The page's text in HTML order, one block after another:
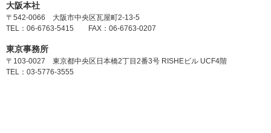
大阪本社
〒542-0066 大阪市中央区瓦屋町2-13-5
TEL：06-6763-5415 FAX：06-6763-0207
東京事務所
〒103-0027 東京都中央区日本橋2丁目2番3号 RISHEビル UCF4階
TEL：03-5776-3555